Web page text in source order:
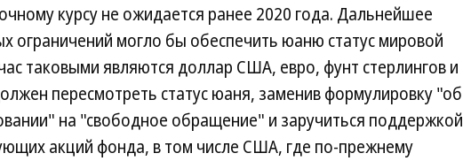
курсу не ожидается ранее 2020 года. Дальнейшее
ограничений могло бы обеспечить юаню статус мировой
таковыми являются доллар США, евро, фунт стерлингов и
пересмотреть статус юаня, заменив формулировку "об
на "свободное обращение" и заручиться поддержкой
акций фонда, в том числе США, где по-прежнему